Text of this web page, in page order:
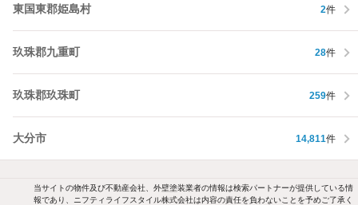
東国東郡姫島村 2件
玖珠郡九重町 28件
玖珠郡玖珠町 259件
大分市 14,811件
当サイトの物件及び不動産会社、外壁塗装業者の情報は検索パートナーが提供している情
報であり、ニフティライフスタイル株式会社は内容の責任を負わないことを予めご了承く